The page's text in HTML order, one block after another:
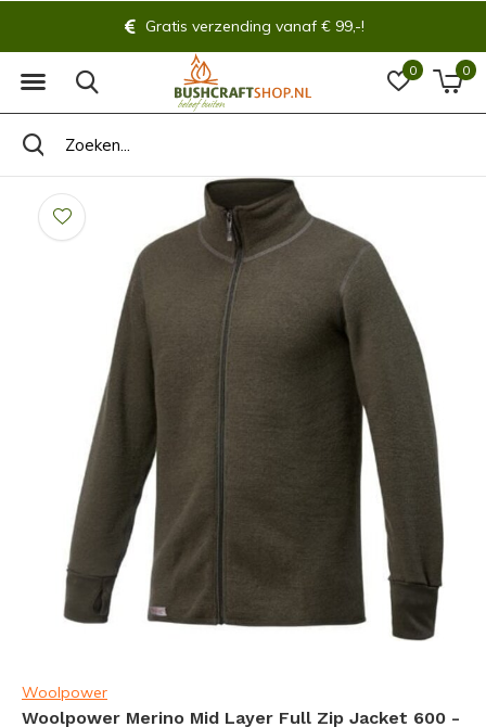
0 0
Gratis verzending vanaf € 99,-!
Woolpower
Woolpower Merino Mid Layer Full Zip Jacket 600 -